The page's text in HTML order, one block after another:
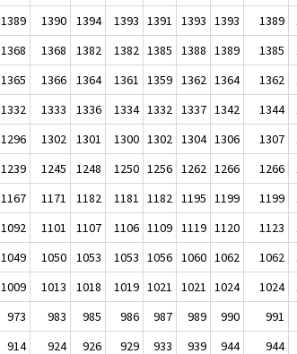
1389 1390 1394 1393 1391 1393 1393 1389
1368 1368 1382 1382 1385 1388 1389 1385
1365 1366 1364 1361 1359 1362 1364 1362
1332 1333 1336 1334 1332 1337 1342 1344
1296 1302 1301 1300 1302 1304 1306 1307
1239 1245 1248 1250 1256 1262 1266 1266
1167 1171 1182 1181 1182 1195 1199 1199
1092 1101 1107 1106 1109 1119 1120 1123
1049 1050 1053 1053 1056 1060 1062 1062
1009 1013 1018 1019 1021 1021 1024 1024
973 983 985 986 987 989 990 991
914 924 926 929 933 939 944 944